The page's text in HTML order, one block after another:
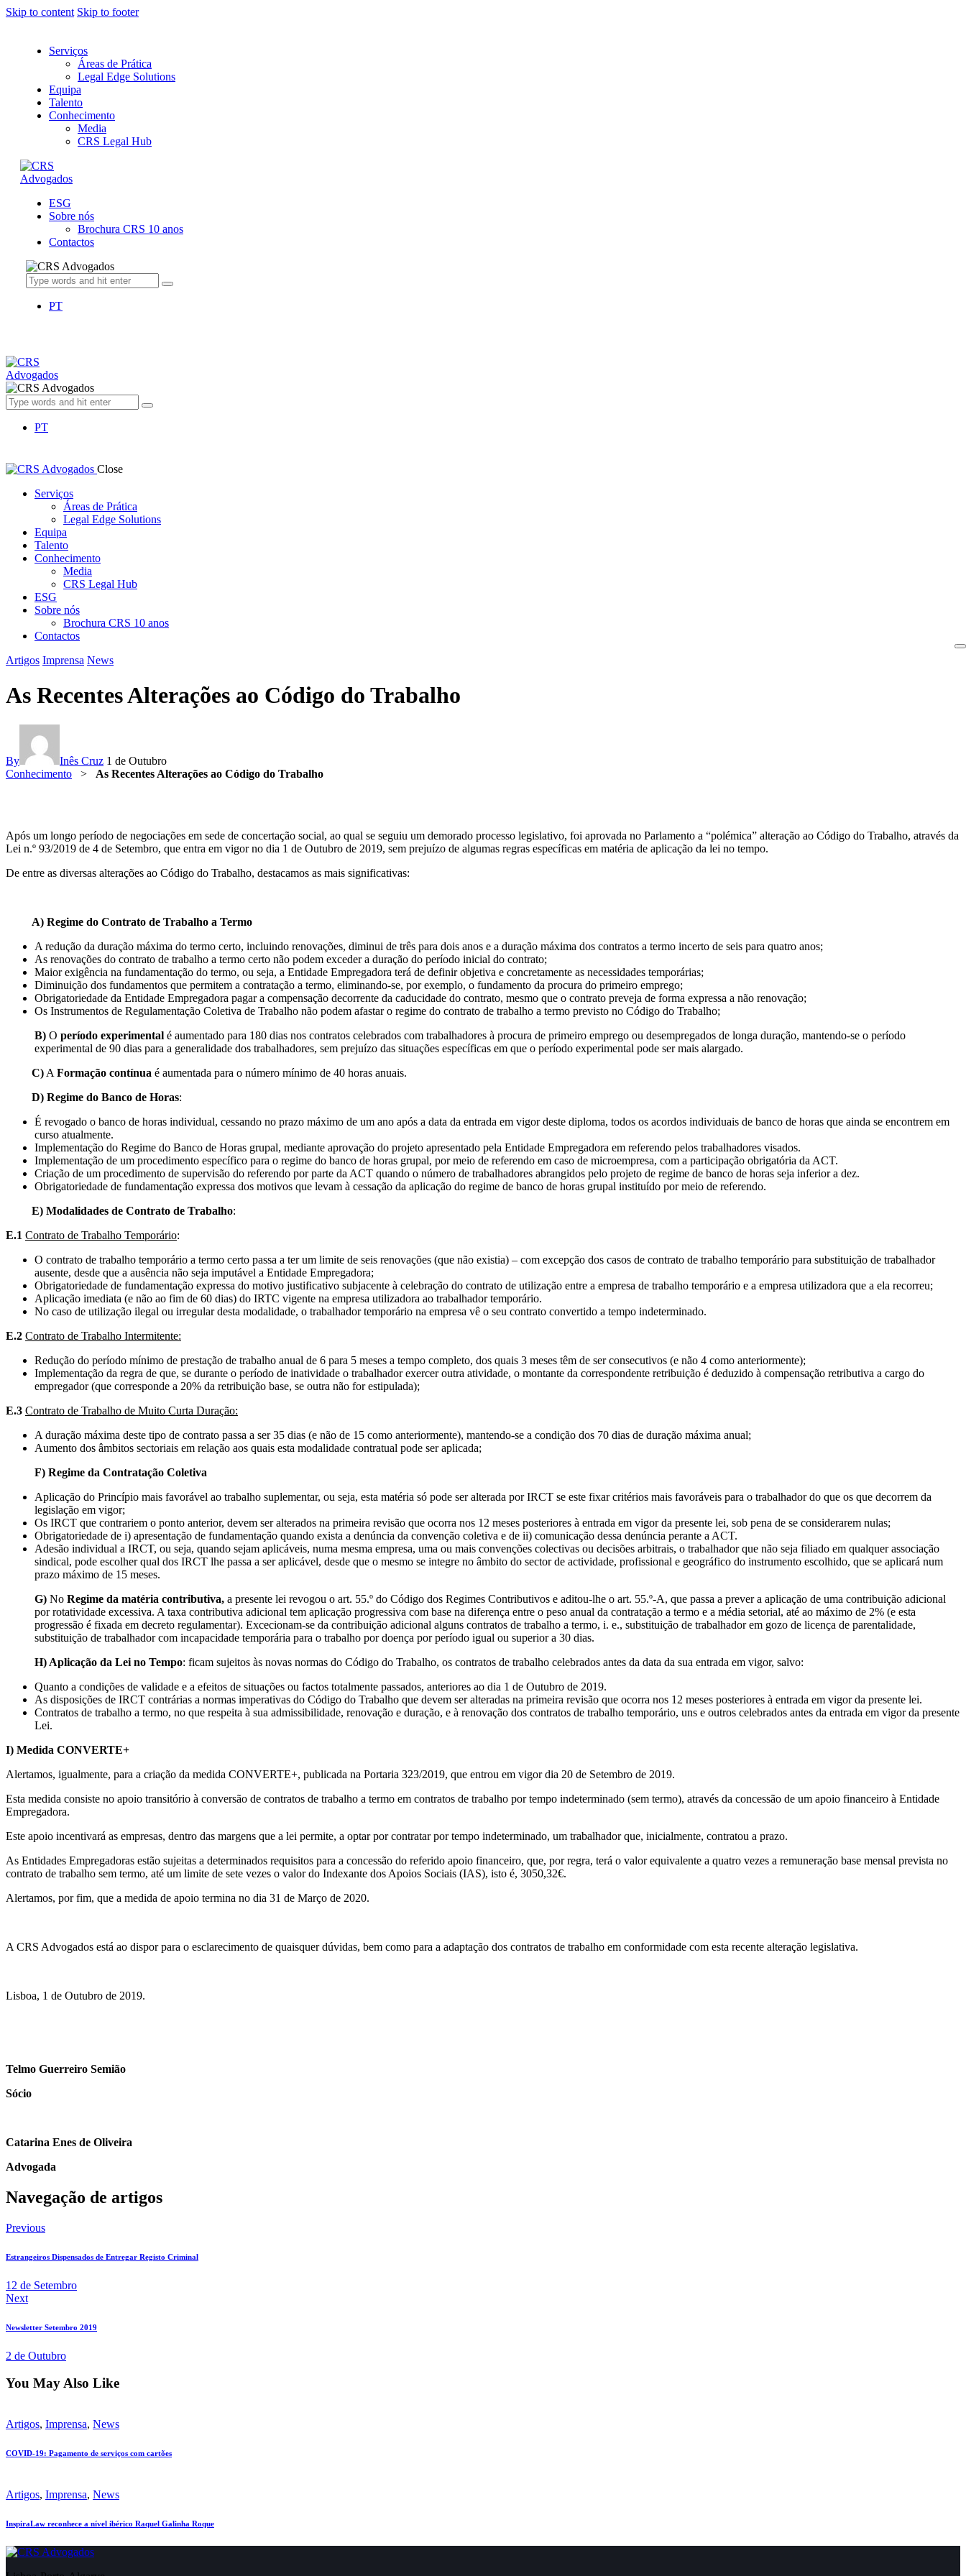
Skip to content Skip to footer
Serviços
Áreas de Prática
Legal Edge Solutions
Equipa
Talento
Conhecimento
Media
CRS Legal Hub
ESG
Sobre nós
Brochura CRS 10 anos
Contactos
PT
PT
Close
Serviços
Áreas de Prática
Legal Edge Solutions
Equipa
Talento
Conhecimento
Media
CRS Legal Hub
ESG
Sobre nós
Brochura CRS 10 anos
Contactos
Artigos Imprensa News
As Recentes Alterações ao Código do Trabalho
By Inês Cruz 1 de Outubro
Conhecimento > As Recentes Alterações ao Código do Trabalho
Após um longo período de negociações em sede de concertação social, ao qual se seguiu um demorado processo legislativo, foi aprovada no Parlamento a “polémica” alteração ao Código do Trabalho, através da
Lei n.º 93/2019 de 4 de Setembro, que entra em vigor no dia 1 de Outubro de 2019, sem prejuízo de algumas regras específicas em matéria de aplicação da lei no tempo.
De entre as diversas alterações ao Código do Trabalho, destacamos as mais significativas:
A) Regime do Contrato de Trabalho a Termo
A redução da duração máxima do termo certo, incluindo renovações, diminui de três para dois anos e a duração máxima dos contratos a termo incerto de seis para quatro anos;
As renovações do contrato de trabalho a termo certo não podem exceder a duração do período inicial do contrato;
Maior exigência na fundamentação do termo, ou seja, a Entidade Empregadora terá de definir objetiva e concretamente as necessidades temporárias;
Diminuição dos fundamentos que permitem a contratação a termo, eliminando-se, por exemplo, o fundamento da procura do primeiro emprego;
Obrigatoriedade da Entidade Empregadora pagar a compensação decorrente da caducidade do contrato, mesmo que o contrato preveja de forma expressa a não renovação;
Os Instrumentos de Regulamentação Coletiva de Trabalho não podem afastar o regime do contrato de trabalho a termo previsto no Código do Trabalho;
B) O período experimental é aumentado para 180 dias nos contratos celebrados com trabalhadores à procura de primeiro emprego ou desempregados de longa duração, mantendo-se o período
experimental de 90 dias para a generalidade dos trabalhadores, sem prejuízo das situações específicas em que o período experimental pode ser mais alargado.
C) A Formação contínua é aumentada para o número mínimo de 40 horas anuais.
D) Regime do Banco de Horas:
É revogado o banco de horas individual, cessando no prazo máximo de um ano após a data da entrada em vigor deste diploma, todos os acordos individuais de banco de horas que ainda se encontrem em
curso atualmente.
Implementação do Regime do Banco de Horas grupal, mediante aprovação do projeto apresentado pela Entidade Empregadora em referendo pelos trabalhadores visados.
Implementação de um procedimento específico para o regime do banco de horas grupal, por meio de referendo em caso de microempresa, com a participação obrigatória da ACT.
Criação de um procedimento de supervisão do referendo por parte da ACT quando o número de trabalhadores abrangidos pelo projeto de regime de banco de horas seja inferior a dez.
Obrigatoriedade de fundamentação expressa dos motivos que levam à cessação da aplicação do regime de banco de horas grupal instituído por meio de referendo.
E) Modalidades de Contrato de Trabalho:
E.1 Contrato de Trabalho Temporário:
O contrato de trabalho temporário a termo certo passa a ter um limite de seis renovações (que não existia) – com excepção dos casos de contrato de trabalho temporário para substituição de trabalhador
ausente, desde que a ausência não seja imputável a Entidade Empregadora;
Obrigatoriedade de fundamentação expressa do motivo justificativo subjacente à celebração do contrato de utilização entre a empresa de trabalho temporário e a empresa utilizadora que a ela recorreu;
Aplicação imediata (e não ao fim de 60 dias) do IRTC vigente na empresa utilizadora ao trabalhador temporário.
No caso de utilização ilegal ou irregular desta modalidade, o trabalhador temporário na empresa vê o seu contrato convertido a tempo indeterminado.
E.2 Contrato de Trabalho Intermitente:
Redução do período mínimo de prestação de trabalho anual de 6 para 5 meses a tempo completo, dos quais 3 meses têm de ser consecutivos (e não 4 como anteriormente);
Implementação da regra de que, se durante o período de inatividade o trabalhador exercer outra atividade, o montante da correspondente retribuição é deduzido à compensação retributiva a cargo do
empregador (que corresponde a 20% da retribuição base, se outra não for estipulada);
E.3 Contrato de Trabalho de Muito Curta Duração:
A duração máxima deste tipo de contrato passa a ser 35 dias (e não de 15 como anteriormente), mantendo-se a condição dos 70 dias de duração máxima anual;
Aumento dos âmbitos sectoriais em relação aos quais esta modalidade contratual pode ser aplicada;
F) Regime da Contratação Coletiva
Aplicação do Princípio mais favorável ao trabalho suplementar, ou seja, esta matéria só pode ser alterada por IRCT se este fixar critérios mais favoráveis para o trabalhador do que os que decorrem da
legislação em vigor;
Os IRCT que contrariem o ponto anterior, devem ser alterados na primeira revisão que ocorra nos 12 meses posteriores à entrada em vigor da presente lei, sob pena de se considerarem nulas;
Obrigatoriedade de i) apresentação de fundamentação quando exista a denúncia da convenção coletiva e de ii) comunicação dessa denúncia perante a ACT.
Adesão individual a IRCT, ou seja, quando sejam aplicáveis, numa mesma empresa, uma ou mais convenções colectivas ou decisões arbitrais, o trabalhador que não seja filiado em qualquer associação
sindical, pode escolher qual dos IRCT lhe passa a ser aplicável, desde que o mesmo se integre no âmbito do sector de actividade, profissional e geográfico do instrumento escolhido, que se aplicará num
prazo máximo de 15 meses.
G) No Regime da matéria contributiva, a presente lei revogou o art. 55.º do Código dos Regimes Contributivos e aditou-lhe o art. 55.º-A, que passa a prever a aplicação de uma contribuição adicional
por rotatividade excessiva. A taxa contributiva adicional tem aplicação progressiva com base na diferença entre o peso anual da contratação a termo e a média setorial, até ao máximo de 2% (e esta
progressão é fixada em decreto regulamentar). Excecionam-se da contribuição adicional alguns contratos de trabalho a termo, i. e., substituição de trabalhador em gozo de licença de parentalidade,
substituição de trabalhador com incapacidade temporária para o trabalho por doença por período igual ou superior a 30 dias.
H) Aplicação da Lei no Tempo: ficam sujeitos às novas normas do Código do Trabalho, os contratos de trabalho celebrados antes da data da sua entrada em vigor, salvo:
Quanto a condições de validade e a efeitos de situações ou factos totalmente passados, anteriores ao dia 1 de Outubro de 2019.
As disposições de IRCT contrárias a normas imperativas do Código do Trabalho que devem ser alteradas na primeira revisão que ocorra nos 12 meses posteriores à entrada em vigor da presente lei.
Contratos de trabalho a termo, no que respeita à sua admissibilidade, renovação e duração, e à renovação dos contratos de trabalho temporário, uns e outros celebrados antes da entrada em vigor da presente
Lei.
I) Medida CONVERTE+
Alertamos, igualmente, para a criação da medida CONVERTE+, publicada na Portaria 323/2019, que entrou em vigor dia 20 de Setembro de 2019.
Esta medida consiste no apoio transitório à conversão de contratos de trabalho a termo em contratos de trabalho por tempo indeterminado (sem termo), através da concessão de um apoio financeiro à Entidade
Empregadora.
Este apoio incentivará as empresas, dentro das margens que a lei permite, a optar por contratar por tempo indeterminado, um trabalhador que, inicialmente, contratou a prazo.
As Entidades Empregadoras estão sujeitas a determinados requisitos para a concessão do referido apoio financeiro, que, por regra, terá o valor equivalente a quatro vezes a remuneração base mensal prevista no
contrato de trabalho sem termo, até um limite de sete vezes o valor do Indexante dos Apoios Sociais (IAS), isto é, 3050,32€.
Alertamos, por fim, que a medida de apoio termina no dia 31 de Março de 2020.
A CRS Advogados está ao dispor para o esclarecimento de quaisquer dúvidas, bem como para a adaptação dos contratos de trabalho em conformidade com esta recente alteração legislativa.
Lisboa, 1 de Outubro de 2019.
Telmo Guerreiro Semião
Sócio
Catarina Enes de Oliveira
Advogada
Navegação de artigos
Previous
Estrangeiros Dispensados de Entregar Registo Criminal
12 de Setembro
Next
Newsletter Setembro 2019
2 de Outubro
You May Also Like
Artigos, Imprensa, News
COVID-19: Pagamento de serviços com cartões
Artigos, Imprensa, News
InspiraLaw reconhece a nível ibérico Raquel Galinha Roque